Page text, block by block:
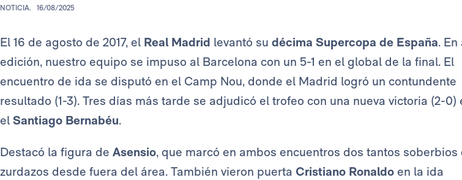
NOTICIA. 16/08/2025
El 16 de agosto de 2017, el Real Madrid levantó su décima Supercopa de España.
edición, nuestro equipo se impuso al Barcelona con un 5-1 en el global de la final. El
encuentro de ida se disputó en el Camp Nou, donde el Madrid logró un contundente
resultado (1-3). Tres días más tarde se adjudicó el trofeo con una nueva victoria (2-0)
el Santiago Bernabéu.
Destacó la figura de Asensio, que marcó en ambos encuentros dos tantos soberbios
zurdazos desde fuera del área. También vieron puerta Cristiano Ronaldo en la ida